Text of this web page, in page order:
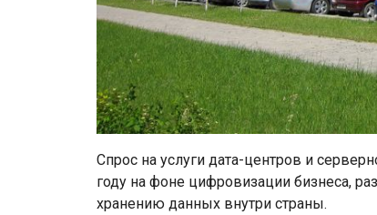
Спрос на услуги дата-центров и
году на фоне цифровизации бизнеса,
хранению данных внутри страны.